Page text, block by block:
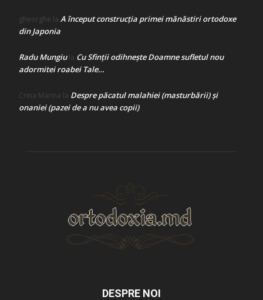
gheorghe la A început construcţia primei mănăstiri ortodoxe
din Japonia
Radu Mungiula Cu Sfinții odihnește Doamne sufletul nou
adormitei roabei Tale…
Crina Marina la Despre păcatul malahiei (masturbării) şi
onaniei (pazei de a nu avea copii)
DESPRE NOI